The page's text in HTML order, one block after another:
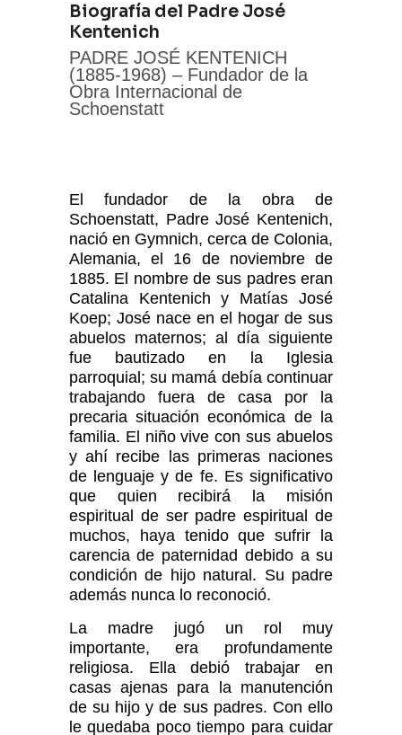
Biografía del Padre José
Kentenich
PADRE JOSÉ KENTENICH
(1885-1968) – Fundador de la
Obra Internacional de
Schoenstatt
El fundador de la obra de
Schoenstatt, Padre José Kentenich,
nació en Gymnich, cerca de Colonia,
Alemania, el 16 de noviembre de
1885. El nombre de sus padres eran
Catalina Kentenich y Matías José
Koep; José nace en el hogar de sus
abuelos maternos; al día siguiente
fue bautizado en la Iglesia
parroquial; su mamá debía continuar
trabajando fuera de casa por la
precaria situación económica de la
familia. El niño vive con sus abuelos
y ahí recibe las primeras naciones
de lenguaje y de fe. Es significativo
que quien recibirá la misión
espiritual de ser padre espiritual de
muchos, haya tenido que sufrir la
carencia de paternidad debido a su
condición de hijo natural. Su padre
además nunca lo reconoció.
La madre jugó un rol muy
importante, era profundamente
religiosa. Ella debió trabajar en
casas ajenas para la manutención
de su hijo y de sus padres. Con ello
le quedaba poco tiempo para cuidar